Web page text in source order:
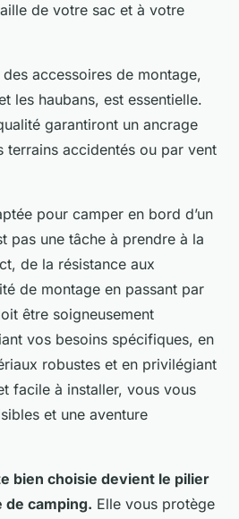
de votre sac et à votre
des accessoires de montage,
les haubans, est essentielle.
garantiront un ancrage
terrains accidentés ou par vent
pour camper en bord d’un
pas une tâche à prendre à la
de la résistance aux
de montage en passant par
être soigneusement
vos besoins spécifiques, en
robustes et en privilégiant
facile à installer, vous vous
et une aventure
bien choisie devient le pilier
camping. Elle vous protège